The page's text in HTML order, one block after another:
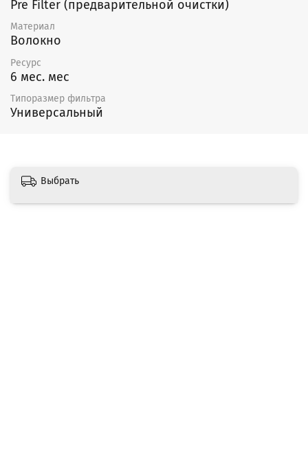
Pre Filter (предварительной очистки)
Материал
Волокно
Ресурс
6 мес. мес
Типоразмер фильтра
Универсальный
Выбрать